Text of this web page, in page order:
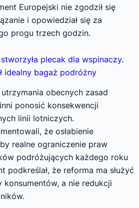
Europejski nie zgodził się
i opowiedział się za
progu trzech godzin.
plecak dla wspinaczy.
idealny bagaż podróżny
obecnych zasad
ponosić konsekwencji
linii lotniczych.
że osłabienie
realne ograniczenie praw
podróżujących każdego roku
podkreślał, że reforma ma służyć
a nie redukcji